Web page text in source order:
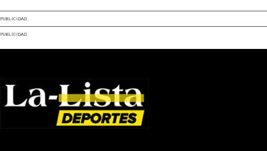
PUBLICIDAD
PUBLICIDAD